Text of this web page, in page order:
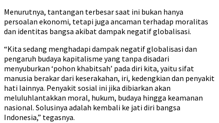
Menurutnya, tantangan terbesar saat ini bukan hanya
persoalan ekonomi, tetapi juga ancaman terhadap moralitas
dan identitas bangsa akibat dampak negatif globalisasi.
“Kita sedang menghadapi dampak negatif globalisasi dan
pengaruh budaya kapitalisme yang tanpa disadari
menyuburkan ‘pohon khabitsah’ pada diri kita, yaitu sifat
manusia berakar dari keserakahan, iri, kedengkian dan penyakit
hati lainnya. Penyakit sosial ini jika dibiarkan akan
meluluhlantakkan moral, hukum, budaya hingga keamanan
nasional. Solusinya adalah kembali ke jati diri bangsa
Indonesia,” tegasnya.